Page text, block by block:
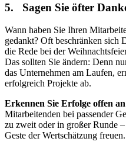
5. Sagen Sie öfter
Wann haben Sie Ihren
gedankt? Oft beschränken sich
die Rede bei der
Das sollten Sie ändern: Denn
das Unternehmen am Laufen,
erfolgreich Projekte ab.
Erkennen Sie Erfolge offen an
Mitarbeitenden bei passender
zu zweit oder in großer Runde
Geste der Wertschätzung freuen.